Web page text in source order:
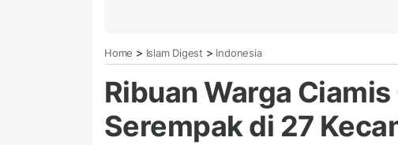
Home > Islam Digest > Indonesia
Ribuan Warga
Serempak di 27